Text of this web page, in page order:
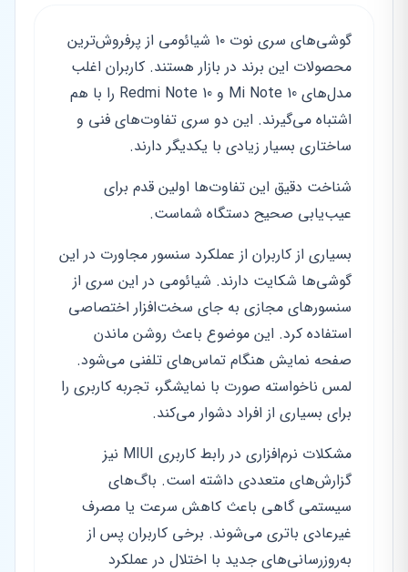
گوشی‌های سری نوت ۱۰ شیائومی از پرفروش‌ترین
محصولات این برند در بازار هستند. کاربران اغلب
مدل‌های Mi Note 10 و Redmi Note 10 را با هم
اشتباه می‌گیرند. این دو سری تفاوت‌های فنی و
ساختاری بسیار زیادی با یکدیگر دارند.
شناخت دقیق این تفاوت‌ها اولین قدم برای
عیب‌یابی صحیح دستگاه شماست.
بسیاری از کاربران از عملکرد سنسور مجاورت در این
گوشی‌ها شکایت دارند. شیائومی در این سری از
سنسورهای مجازی به جای سخت‌افزار اختصاصی
استفاده کرد. این موضوع باعث روشن ماندن
صفحه نمایش هنگام تماس‌های تلفنی می‌شود.
لمس ناخواسته صورت با نمایشگر، تجربه کاربری را
برای بسیاری از افراد دشوار می‌کند.
مشکلات نرم‌افزاری در رابط کاربری MIUI نیز
گزارش‌های متعددی داشته است. باگ‌های
سیستمی گاهی باعث کاهش سرعت یا مصرف
غیرعادی باتری می‌شوند. برخی کاربران پس از
به‌روزرسانی‌های جدید با اختلال در عملکرد